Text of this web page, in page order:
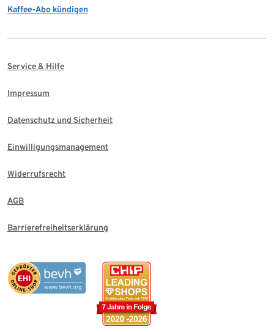
Kaffee-Abo kündigen
Service & Hilfe
Impressum
Datenschutz und Sicherheit
Einwilligungsmanagement
Widerrufsrecht
AGB
Barrierefreiheitserklärung